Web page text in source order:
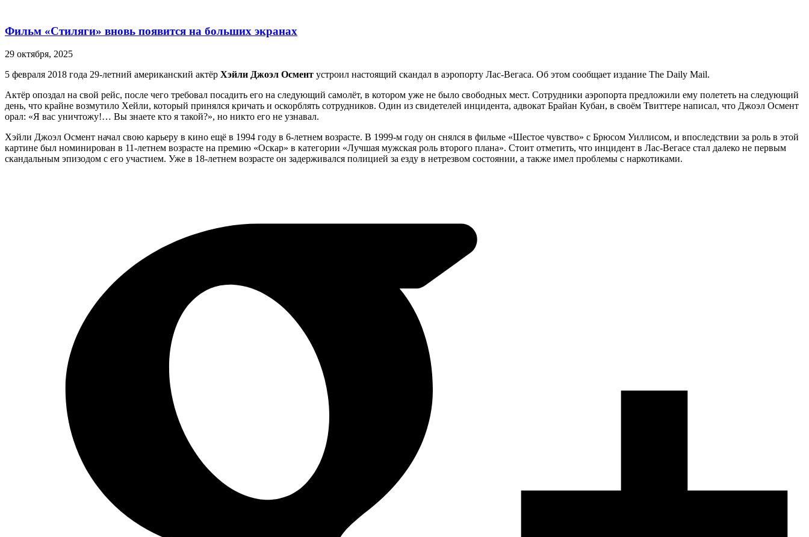
Фильм «Стиляги» вновь появится на больших экранах
29 октября, 2025
5 февраля 2018 года 29-летний американский актёр Хэйли Джоэл Осмент устроил настоящий скандал в аэропорту Лас-Вегаса. Об этом сообщает издание The Daily Mail.
Актёр опоздал на свой рейс, после чего требовал посадить его на следующий самолёт, в котором уже не было свободных мест. Сотрудники аэропорта предложили ему полететь на следующий
день, что крайне возмутило Хейли, который принялся кричать и оскорблять сотрудников. Один из свидетелей инцидента, адвокат Брайан Кубан, в своём Твиттере написал, что Джоэл Осмент
орал: «Я вас уничтожу!… Вы знаете кто я такой?», но никто его не узнавал.
Хэйли Джоэл Осмент начал свою карьеру в кино ещё в 1994 году в 6-летнем возрасте. В 1999-м году он снялся в фильме «Шестое чувство» с Брюсом Уиллисом, и впоследствии за роль в этой
картине был номинирован в 11-летнем возрасте на премию «Оскар» в категории «Лучшая мужская роль второго плана». Стоит отметить, что инцидент в Лас-Вегасе стал далеко не первым
скандальным эпизодом с его участием. Уже в 18-летнем возрасте он задерживался полицией за езду в нетрезвом состоянии, а также имел проблемы с наркотиками.